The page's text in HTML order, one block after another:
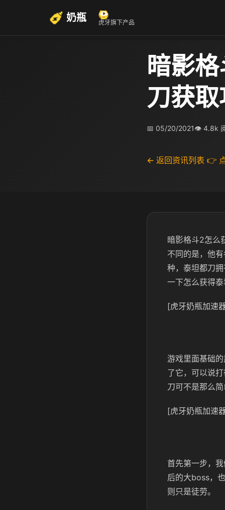
奶瓶 虎牙旗下产品
暗影
刀获
📅 05/20/2021👁 4.8k
← 返回资讯列表 👉
暗影格斗2怎么
不同的是，他
种，泰坦都刀
一下怎么获得泰
[虎牙奶瓶加速
游戏里面基础
了它，可以说
刀可不是那么简
[虎牙奶瓶加速
首先第一步，
后的大boss，
则只是徒劳。